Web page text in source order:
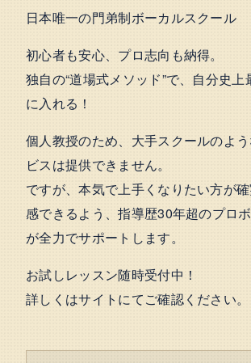
日本唯一の門弟制ボーカルスクール
初心者も安心、プロ志向も納得。
独自の“道場式メソッド”で、自分史
に入れる！
個人教授のため、大手スクールのよ
ビスは提供できません。
ですが、本気で上手くなりたい方が
感できるよう、指導歴30年超のプロ
が全力でサポートします。
お試しレッスン随時受付中！
詳しくはサイトにてご確認ください。